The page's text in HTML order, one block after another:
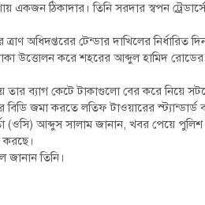
ঠিকাদার। তিনি সরদার স্বপন
অধিদপ্তরের টেন্ডার দাখিলের নির্ধারিত
উত্তোলন করে শহরের আব্দুল হামিদ রোডের
ব্যাগ কেটে টাকাগুলো বের করে নিয়ে
জমা করতে লতিফ টাওয়ারের স্ট্যান্ডার্ড
(ওসি) আব্দুস সালাম জানান, খবর পেয়ে
করছে।
তিনি।